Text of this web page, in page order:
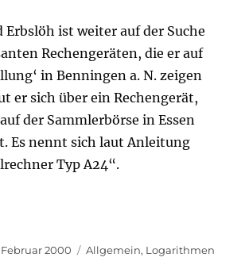
Erbslöh ist weiter auf der Suche
Rechengeräten, die er auf
in Benningen a. N. zeigen
er sich über ein Rechengerät,
der Sammlerbörse in Essen
Es nennt sich laut Anleitung
Typ A24“.
Typ A24“
Februar 2000 Kategorien
Allgemein, Logarithmen